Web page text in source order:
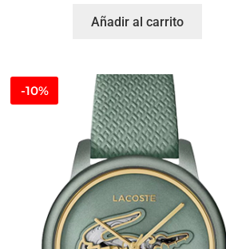
Añadir al carrito
-10%